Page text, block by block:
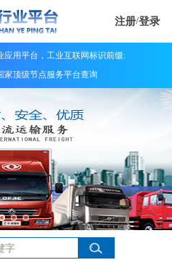
注册/登录
应用平台，工业互联网标识前缀:
家顶级节点服务平台查询